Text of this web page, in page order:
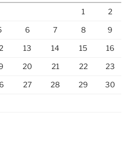
1 2
6 7 8 9
13 14 15 16
20 21 22 23
27 28 29 30